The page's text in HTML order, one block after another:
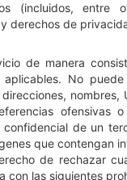
(incluidos, entre
derechos de
de manera
aplicables. No
nombres,
ofensivas
confidencial de un
que contengan
de rechazar
con las siguientes